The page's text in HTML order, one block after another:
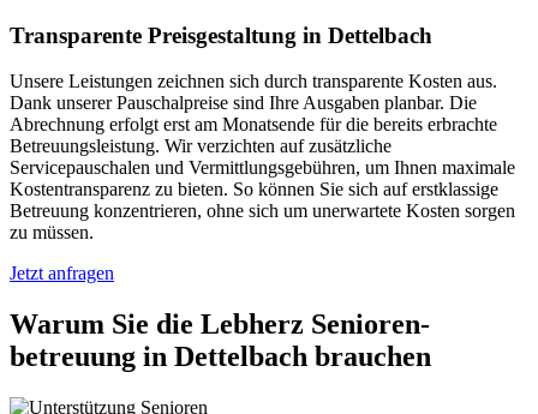
Transparente Preisgestaltung in Dettelbach
Unsere Leistungen zeichnen sich durch transparente Kosten aus.
Dank unserer Pauschalpreise sind Ihre Ausgaben planbar. Die
Abrechnung erfolgt erst am Monatsende für die bereits erbrachte
Betreuungsleistung. Wir verzichten auf zusätzliche
Servicepauschalen und Vermittlungsgebühren, um Ihnen maximale
Kostentransparenz zu bieten. So können Sie sich auf erstklassige
Betreuung konzentrieren, ohne sich um unerwartete Kosten sorgen
zu müssen.
Jetzt anfragen
Warum Sie die Lebherz Senioren­
betreuung in Dettelbach brauchen